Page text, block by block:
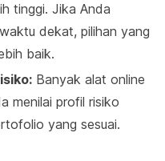
tinggi. Jika Anda
dekat, pilihan yang
baik.
Banyak alat online
menilai profil risiko
yang sesuai.